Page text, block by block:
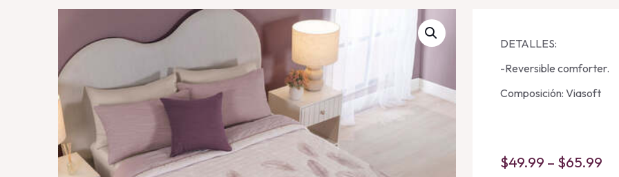
DETALLES:
-Reversible comforter.
Composición: Viasoft
$49.99 – $65.99